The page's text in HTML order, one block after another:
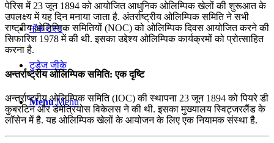
मॉक टेस्ट
टुडेज जीके
Menu Menu
पेरिस में 23 जून 1894 को आयोजित आधुनिक ओलिम्पिक खेलों की शुरूआत के
उपलक्ष्य में यह दिन मनाया जाता है. अंतर्राष्ट्रीय ओलिम्पिक समिति ने सभी
राष्ट्रीय ओलिम्पिक समितियों (NOC) को ओलिम्पिक दिवस आयोजित करने की
सिफारिश 1978 में की थी. इसका उद्देश्य ओलिम्पिक कार्यक्रमों को प्रोत्साहित
करना है.
अन्तर्राष्ट्रीय ओलिम्पिक समिति: एक दृष्टि
अन्तर्राष्ट्रीय ओलिम्पिक समिति (IOC) की स्थापना 23 जून 1894 को पियरे डी
कुबरटिन और डेमेत्रियोस विकेलस ने की थी. इसका मुख्यालय स्विट्जरलैंड के
लॉसेन में है. यह ओलिम्पिक खेलों के आयोजन के लिए एक नियामक संस्था है.